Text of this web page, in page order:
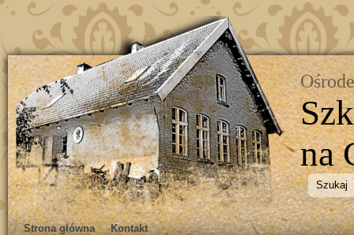
na
Strona główna Kontakt